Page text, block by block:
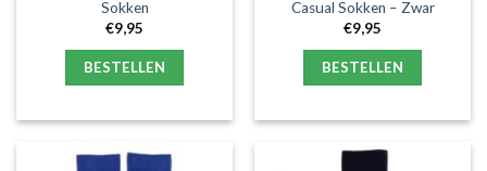
Sokken
€9,95
BESTELLEN
Casual Sokken – Zwar
€9,95
BESTELLEN